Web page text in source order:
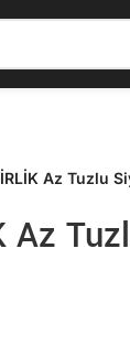
Az Tuzlu
Az